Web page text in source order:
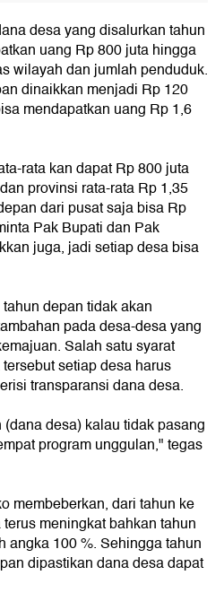
desa yang disalurkan tahun
uang Rp 800 juta hingga
wilayah dan jumlah penduduk.
dinaikkan menjadi Rp 120
mendapatkan uang Rp 1,6
rata kan dapat Rp 800 juta
provinsi rata-rata Rp 1,35
dari pusat saja bisa Rp
Pak Bupati dan Pak
juga, jadi setiap desa bisa
depan tidak akan
pada desa-desa yang
Salah satu syarat
setiap desa harus
transparansi dana desa.
desa) kalau tidak pasang
program unggulan," tegas
membeberkan, dari tahun ke
meningkat bahkan tahun
angka 100 %. Sehingga tahun
dipastikan dana desa dapat